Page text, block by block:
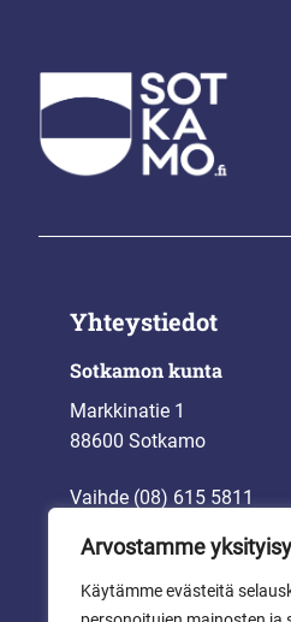
Arvostamme
Käytämme evästeitä
Yhteystiedot
Sotkamon kunta
Markkinatie 1
88600 Sotkamo
Vaihde (08) 615 5811